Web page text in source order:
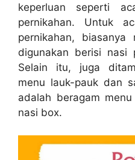
keperluan seperti
pernikahan. Untuk
pernikahan,
digunakan berisi nasi
Selain itu, juga
menu lauk-pauk dan
adalah beragam
nasi box.